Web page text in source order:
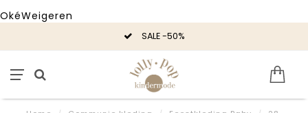
OkéWeigeren
SALE -50%